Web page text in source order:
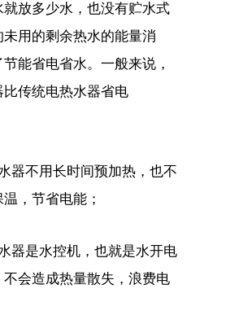
放多少水，也没有贮水式
用的剩余热水的能量消
能省电省水。一般来说，
传统电热水器省电
器不用长时间预加热，也不
，节省电能；
器是水控机，也就是水开电
会造成热量散失，浪费电